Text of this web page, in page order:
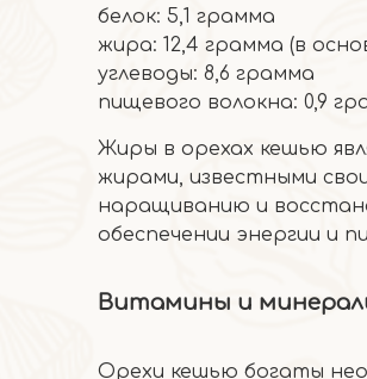
белок: 5,1 грамма
жира: 12,4 грамма (в
углеводы: 8,6 грамма
пищевого волокна: 0,9
Жиры в орехах кешью
жирами, известными
наращиванию и
обеспечении энергии и
Витамины и
Орехи кешью богаты